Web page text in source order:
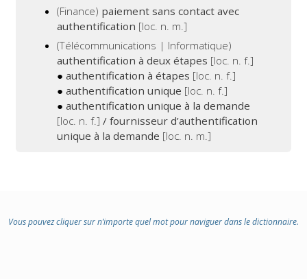
(Finance) paiement sans contact avec
authentification [loc. n. m.]
(Télécommunications | Informatique)
authentification à deux étapes [loc. n. f.]
●authentification à étapes [loc. n. f.]
●authentification unique [loc. n. f.]
●authentification unique à la demande
[loc. n. f.] / fournisseur d’authentification
unique à la demande [loc. n. m.]
Vous pouvez cliquer sur n’importe quel mot pour naviguer dans le dictionnaire.